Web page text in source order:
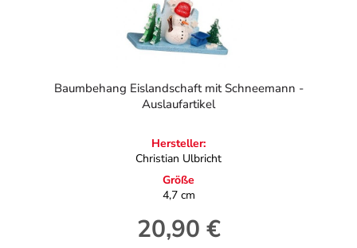
Baumbehang Eislandschaft mit Schneemann -
Auslaufartikel
Hersteller:
Christian Ulbricht
Größe
4,7 cm
Regulärer Preis:
20,90 €